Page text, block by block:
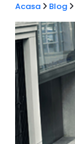
Acasa Blog